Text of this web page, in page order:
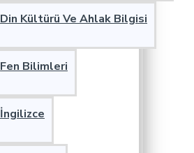
Din Kültürü Ve Ahlak Bilgisi
Fen Bilimleri
İngilizce